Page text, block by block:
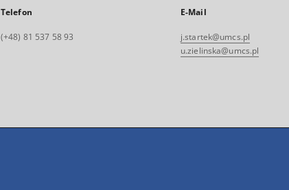
Telefon
(+48) 81 537 58 93
E-Mail
j.startek@umcs.pl
u.zielinska@umcs.pl